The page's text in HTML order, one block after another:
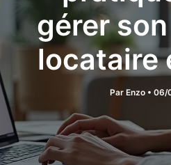
gérer
locataire
Par Enzo • 06/